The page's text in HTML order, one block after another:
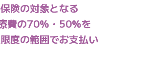
保険の対象となる
費の70%・50%を
度の範囲でお支払い